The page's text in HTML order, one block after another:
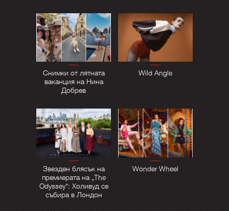
Снимки от лятната
ваканция на Нина
Добрев
Wild Angle
Звезден блясък на
премиерата на „The
Odyssey“: Холивуд се
събира в Лондон
Wonder Wheel